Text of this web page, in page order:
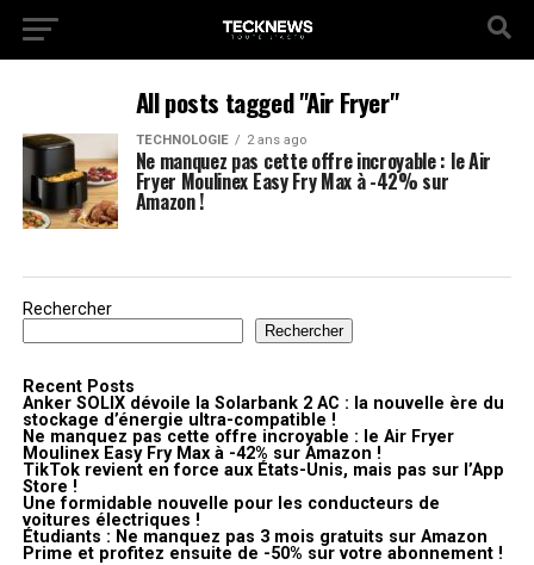
All posts tagged "Air Fryer"
TECHNOLOGIE 2 ans ago
Ne manquez pas cette offre incroyable : le Air
Fryer Moulinex Easy Fry Max à -42% sur
Amazon !
Rechercher
Rechercher
Recent Posts
Anker SOLIX dévoile la Solarbank 2 AC : la nouvelle ère du
stockage d’énergie ultra-compatible !
Ne manquez pas cette offre incroyable : le Air Fryer
Moulinex Easy Fry Max à -42% sur Amazon !
TikTok revient en force aux États-Unis, mais pas sur l’App
Store !
Une formidable nouvelle pour les conducteurs de
voitures électriques !
Étudiants : Ne manquez pas 3 mois gratuits sur Amazon
Prime et profitez ensuite de -50% sur votre abonnement !